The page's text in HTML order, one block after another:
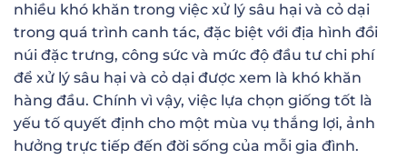
nhiều khó khăn trong việc xử lý sâu hại và cỏ dại
trong quá trình canh tác, đặc biệt với địa hình đồi
núi đặc trưng, công sức và mức độ đầu tư chi phí
để xử lý sâu hại và cỏ dại được xem là khó khăn
hàng đầu. Chính vì vậy, việc lựa chọn giống tốt là
yếu tố quyết định cho một mùa vụ thắng lợi, ảnh
hưởng trực tiếp đến đời sống của mỗi gia đình.